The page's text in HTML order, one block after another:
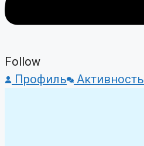
Follow
Профиль
Активность